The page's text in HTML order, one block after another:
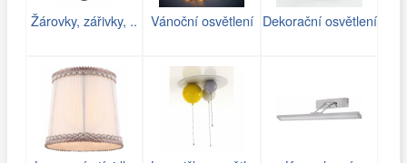
Žárovky, zářivky, .. Vánoční osvětlení Dekorační osvětlení